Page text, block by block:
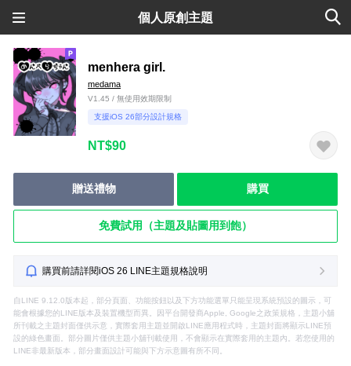
個人原創主題
menhera girl.
medama
V1.45 / 無使用效期限制
支援iOS 26部分設計規格
NT$90
贈送禮物 購買
免費試用（主題及貼圖用到飽）
購買前請詳閱iOS 26 LINE主題規格說明
自LINE 9.12.0版本起，部分頁面、功能按鈕以及下方功能選單只能呈現系統預設的圖示，可
能會根據您的LINE版本及裝置機型而異。因平台開發商Apple, Google之政策規格，主題小舖
所刊載之主題封面僅供示意，實際套用主題並開啟LINE應用程式時，主題封面將顯示LINE預
設的綠色畫面。部分圖片僅供主題小舖刊載使用，不會顯示在實際套用的主題內。若您使用的
LINE非最新版本，部分畫面設計可能與下方示意圖有所不同。